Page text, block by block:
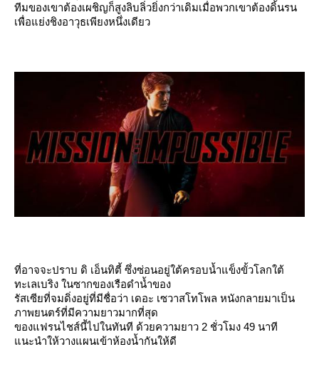
ทีมของเขาต้องเผชิญก็สูงลิบลิ่วยิ่งกว่าเดิมเมื่อพวกเขาต้องดิ้นรน
เพื่อแย่งชิงอาวุธเพียงหนึ่งเดียว
ที่อาจจะปราบ ดิ เอ็นทิตี้ ซึ่งซ่อนอยู่ใต้ครอบน้ำแข็งขั้วโลกใต้
ทะเลเบริง ในซากของเรือดำน้ำของ
รัสเซียที่จมดิ่งอยู่ที่มีชื่อว่า เดอะ เซวาสโทโพล หนังกลายมาเป็น
ภาพยนตร์ที่มีความยาวมากที่สุด
ของแฟรนไชส์นี้ไปในทันที ด้วยความยาว 2 ชั่วโมง 49 นาที
นะนำให้วางแผนเข้าห้องน้ำกันให้ดี